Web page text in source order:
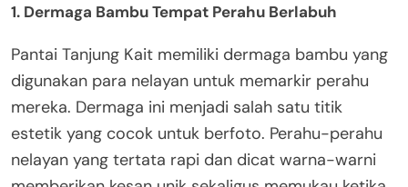
1. Dermaga Bambu Tempat Perahu Berlabuh
Pantai Tanjung Kait memiliki dermaga bambu yang
digunakan para nelayan untuk memarkir perahu
mereka. Dermaga ini menjadi salah satu titik
estetik yang cocok untuk berfoto. Perahu-perahu
nelayan yang tertata rapi dan dicat warna-warni